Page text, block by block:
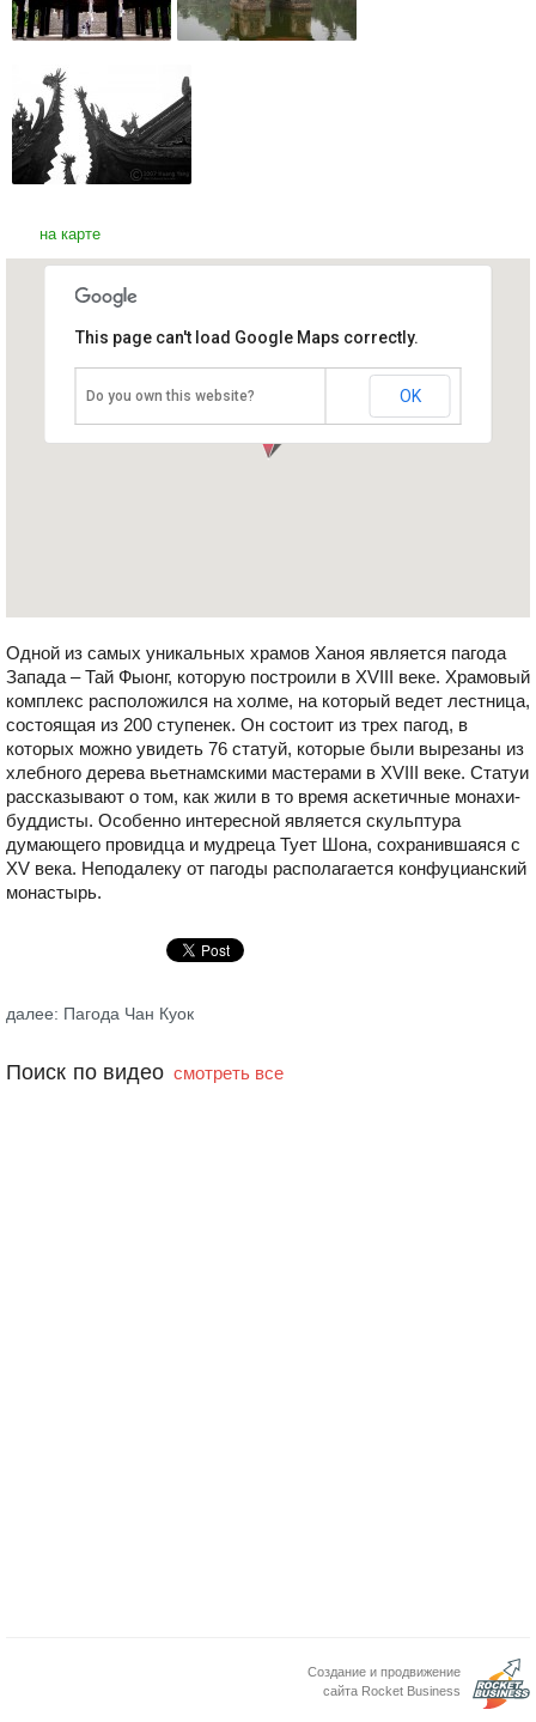
на карте
Пагода Тай Фыонг
This page can't load Google Maps correctly.
Do you own this website? OK
Одной из самых уникальных храмов Ханоя является пагода
Запада – Тай Фыонг, которую построили в XVIII веке. Храмовый
комплекс расположился на холме, на который ведет лестница,
состоящая из 200 ступенек. Он состоит из трех пагод, в
которых можно увидеть 76 статуй, которые были вырезаны из
хлебного дерева вьетнамскими мастерами в XVIII веке. Статуи
рассказывают о том, как жили в то время аскетичные монахи-
буддисты. Особенно интересной является скульптура
думающего провидца и мудреца Тует Шона, сохранившаяся с
XV века. Неподалеку от пагоды располагается конфуцианский
монастырь.
далее: Пагода Чан Куок
Поиск по видео смотреть все
Создание и продвижение
сайта Rocket Business